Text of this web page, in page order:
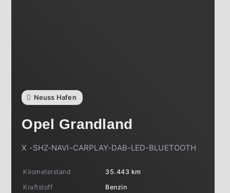
Neuss Hafen
Opel Grandland
X -SHZ-NAVI-CARPLAY-DAB-LED-BLUETOOTH
Kilometerstand
35.443 km
Kraftstoff
Benzin